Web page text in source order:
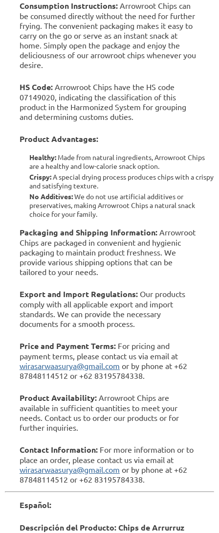
Consumption Instructions: Arrowroot Chips can
be consumed directly without the need for further
frying. The convenient packaging makes it easy to
carry on the go or serve as an instant snack at
home. Simply open the package and enjoy the
deliciousness of our arrowroot chips whenever you
desire.
HS Code: Arrowroot Chips have the HS code
07149020, indicating the classification of this
product in the Harmonized System for grouping
and determining customs duties.
Product Advantages:
Healthy: Made from natural ingredients, Arrowroot Chips
are a healthy and low-calorie snack option.
Crispy:A special drying process produces chips with a crispy
and satisfying texture.
No Additives:We do not use artificial additives or
preservatives, making Arrowroot Chips a natural snack
choice for your family.
Packaging and Shipping Information: Arrowroot
Chips are packaged in convenient and hygienic
packaging to maintain product freshness. We
provide various shipping options that can be
tailored to your needs.
Export and Import Regulations: Our products
comply with all applicable export and import
standards. We can provide the necessary
documents for a smooth process.
Price and Payment Terms: For pricing and
payment terms, please contact us via email at
wirasarwaasurya@gmail.com or by phone at +62
87848114512 or +62 83195784338.
Product Availability: Arrowroot Chips are
available in sufficient quantities to meet your
needs. Contact us to order our products or for
further inquiries.
Contact Information: For more information or to
place an order, please contact us via email at
wirasarwaasurya@gmail.com or by phone at +62
87848114512 or +62 83195784338.
Español:
Descripción del Producto: Chips de Arrurruz